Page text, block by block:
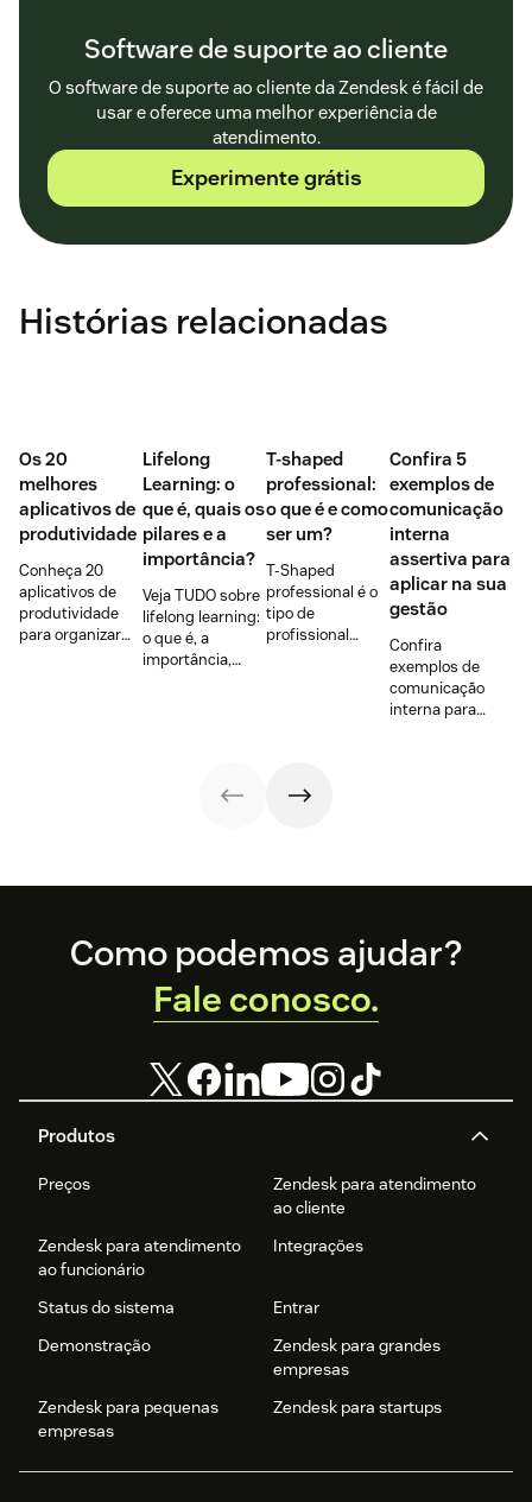
Software de suporte ao cliente
O software de suporte ao cliente da Zendesk é fácil de
usar e oferece uma melhor experiência de
atendimento.
Experimente grátis
Histórias relacionadas
Os 20
melhores
aplicativos de
produtividade
Conheça 20
aplicativos de
produtividade
para organizar
Lifelong
Learning: o
que é, quais os
pilares e a
importância?
Veja TUDO sobre
lifelong learning:
o que é, a
importância,
muito mais!
T-shaped
professional:
o que é e como
ser um?
T-Shaped
professional é o
tipo de
profissional
descubra.
Confira 5
exemplos de
comunicação
interna
assertiva para
aplicar na sua
gestão
Confira
exemplos de
comunicação
interna para
Footer
Produtos
Preços
Zendesk para atendimento
ao cliente
Zendesk para atendimento
ao funcionário
Integrações
Status do sistema
Entrar
Demonstração
Zendesk para grandes
empresas
Zendesk para pequenas
empresas
Zendesk para startups
Como podemos ajudar?
Fale conosco.